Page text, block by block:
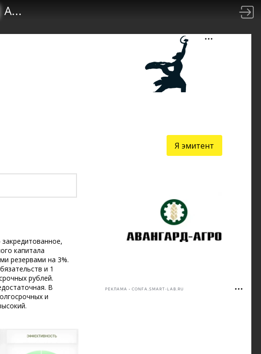
Я эмитент
капитала
резервами на 3%.
и 1
рублей.
В
и
РЕКЛАМА • CONFA.SMART-LAB.RU
A...